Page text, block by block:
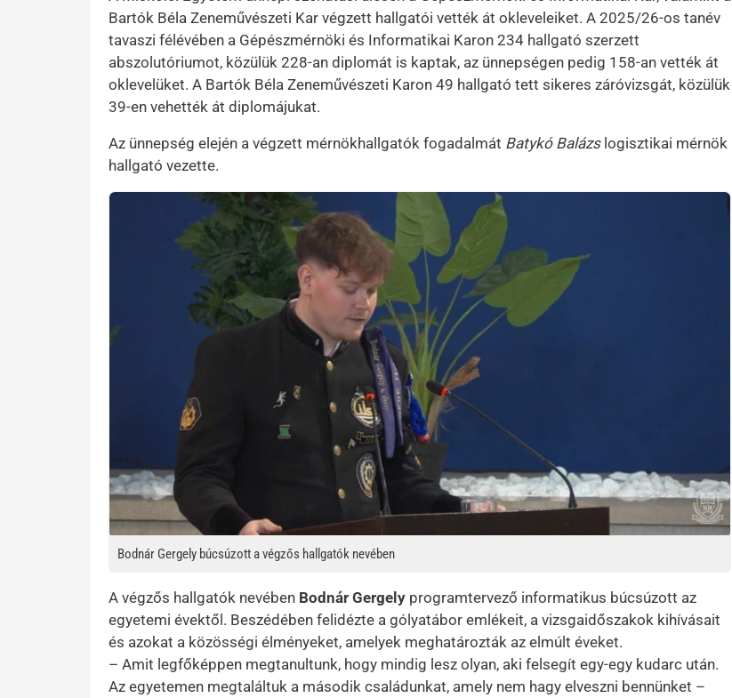
Bartók Béla Zeneművészeti Kar végzett hallgatói vették át okleveleiket. A 2025/26-os tanév
tavaszi félévében a Gépészmérnöki és Informatikai Karon 234 hallgató szerzett
abszolutóriumot, közülük 228-an diplomát is kaptak, az ünnepségen pedig 158-an vették át
oklevelüket. A Bartók Béla Zeneművészeti Karon 49 hallgató tett sikeres záróvizsgát, közülük
39-en vehették át diplomájukat.
Az ünnepség elején a végzett mérnökhallgatók fogadalmát Batykó Balázslogisztikai mérnök
hallgató vezette.
Kép
Bodnár Gergely búcsúzott a végzős hallgatók nevében
A végzős hallgatók nevében Bodnár Gergely programtervező informatikus búcsúzott az
egyetemi évektől. Beszédében felidézte a gólyatábor emlékeit, a vizsgaidőszakok kihívásait
és azokat a közösségi élményeket, amelyek meghatározták az elmúlt éveket.
– Amit legfőképpen megtanultunk, hogy mindig lesz olyan, aki felsegít egy-egy kudarc után.
Az egyetemen megtaláltuk a második családunkat, amely nem hagy elveszni bennünket –